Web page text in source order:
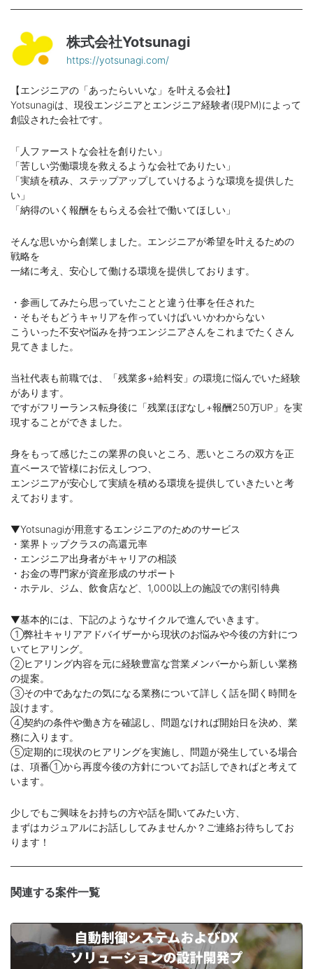
株式会社Yotsunagi
https://yotsunagi.com/
【エンジニアの「あったらいいな」を叶える会社】
Yotsunagiは、現役エンジニアとエンジニア経験者(現PM)によって
創設された会社です。
「人ファーストな会社を創りたい」
「苦しい労働環境を救えるような会社でありたい」
「実績を積み、ステップアップしていけるような環境を提供した
い」
「納得のいく報酬をもらえる会社で働いてほしい」
そんな思いから創業しました。エンジニアが希望を叶えるための
戦略を
一緒に考え、安心して働ける環境を提供しております。
・参画してみたら思っていたことと違う仕事を任された
・そもそもどうキャリアを作っていけばいいかわからない
こういった不安や悩みを持つエンジニアさんをこれまでたくさん
見てきました。
当社代表も前職では、「残業多+給料安」の環境に悩んでいた経験
があります。
ですがフリーランス転身後に「残業ほぼなし+報酬250万UP」を実
現することができました。
身をもって感じたこの業界の良いところ、悪いところの双方を正
直ベースで皆様にお伝えしつつ、
エンジニアが安心して実績を積める環境を提供していきたいと考
えております。
▼Yotsunagiが用意するエンジニアのためのサービス
・業界トップクラスの高還元率
・エンジニア出身者がキャリアの相談
・お金の専門家が資産形成のサポート
・ホテル、ジム、飲食店など、1,000以上の施設での割引特典
▼基本的には、下記のようなサイクルで進んでいきます。
①弊社キャリアアドバイザーから現状のお悩みや今後の方針につ
いてヒアリング。
②ヒアリング内容を元に経験豊富な営業メンバーから新しい業務
の提案。
③その中であなたの気になる業務について詳しく話を聞く時間を
設けます。
④契約の条件や働き方を確認し、問題なければ開始日を決め、業
務に入ります。
⑤定期的に現状のヒアリングを実施し、問題が発生している場合
は、項番①から再度今後の方針についてお話しできればと考えて
います。
少しでもご興味をお持ちの方や話を聞いてみたい方、
まずはカジュアルにお話ししてみませんか？ご連絡お待ちしてお
ります！
関連する案件一覧